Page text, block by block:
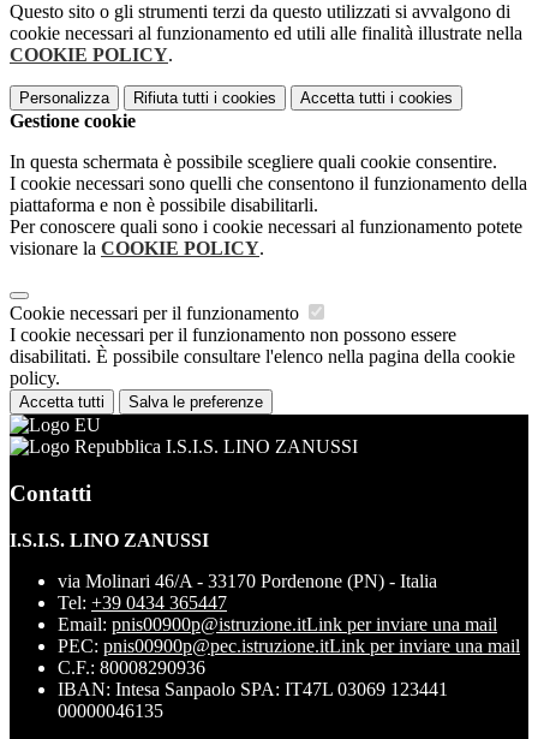
Questo sito o gli strumenti terzi da questo utilizzati si avvalgono di
cookie necessari al funzionamento ed utili alle finalità illustrate nella
COOKIE POLICY.
Personalizza Rifiuta tutti i cookies Accetta tutti i cookies
Gestione cookie
In questa schermata è possibile scegliere quali cookie consentire.
I cookie necessari sono quelli che consentono il funzionamento della
piattaforma e non è possibile disabilitarli.
Per conoscere quali sono i cookie necessari al funzionamento potete
visionare la COOKIE POLICY.
Cookie necessari per il funzionamento
I cookie necessari per il funzionamento non possono essere
disabilitati. È possibile consultare l'elenco nella pagina della cookie
policy.
Accetta tutti Salva le preferenze
I.S.I.S. LINO ZANUSSI
Contatti
I.S.I.S. LINO ZANUSSI
via Molinari 46/A - 33170 Pordenone (PN) - Italia
Tel: +39 0434 365447
Email: pnis00900p@istruzione.itLink per inviare una mail
PEC: pnis00900p@pec.istruzione.itLink per inviare una mail
C.F.: 80008290936
IBAN: Intesa Sanpaolo SPA: IT47L 03069 123441
00000046135